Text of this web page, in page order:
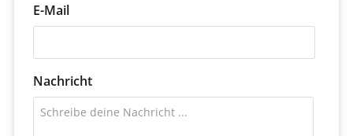
E-Mail
Nachricht